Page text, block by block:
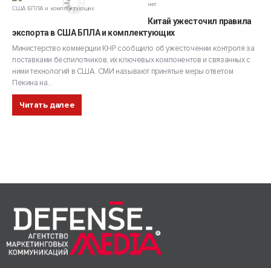
нет
Китай ужесточил правила
экспорта в США БПЛА и комплектующих
Министерство коммерции КНР сообщило об ужесточении контроля за
поставками беспилотников, их ключевых компонентов и связанных с
ними технологий в США. СМИ называют принятые меры ответом
Пекина на...
Читать далее